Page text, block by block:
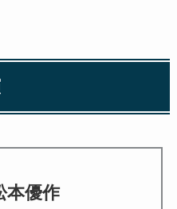
本優作